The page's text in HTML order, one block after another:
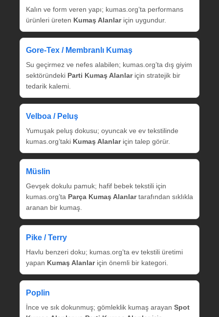
Kalın ve form veren yapı; kumas.org’ta performans
ürünleri üreten Kumaş Alanlariçin uygundur.
Gore‑Tex / Membranlı Kumaş
Su geçirmez ve nefes alabilen; kumas.org’ta dış giyim
sektöründeki Parti Kumaş Alanlariçin stratejik bir
tedarik kalemi.
Velboa / Peluş
Yumuşak peluş dokusu; oyuncak ve ev tekstilinde
kumas.org’taki Kumaş Alanlariçin talep görür.
Müslin
Gevşek dokulu pamuk; hafif bebek tekstili için
kumas.org’ta Parça Kumaş Alanlartarafından sıklıkla
aranan bir kumaş.
Pike / Terry
Havlu benzeri doku; kumas.org’ta ev tekstili üretimi
yapan Kumaş Alanlariçin önemli bir kategori.
Poplin
İnce ve sık dokunmuş; gömleklik kumaş arayan Spot